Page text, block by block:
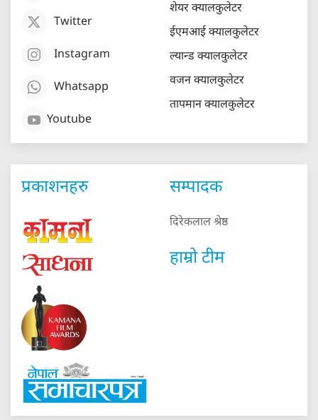
Twitter
Instagram
Whatsapp
Youtube
शेयर क्यालकुलेटर
ईएमआई क्यालकुलेटर
ल्यान्ड क्यालकुलेटर
वजन क्यालकुलेटर
तापमान क्यालकुलेटर
प्रकाशनहरु सम्पादक
दिरेकलाल श्रेष्ठ
हाम्रो टीम